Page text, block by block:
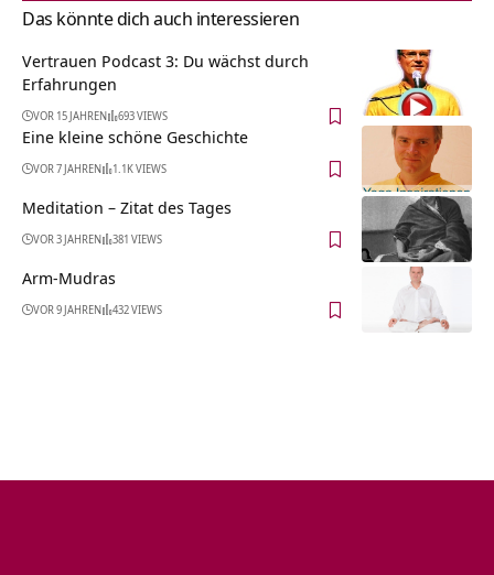
Das könnte dich auch interessieren
Vertrauen Podcast 3: Du wächst durch
Erfahrungen
VOR 15 JAHREN 693 VIEWS
Eine kleine schöne Geschichte
VOR 7 JAHREN 1.1K VIEWS
Meditation – Zitat des Tages
VOR 3 JAHREN 381 VIEWS
Arm-Mudras
VOR 9 JAHREN 432 VIEWS